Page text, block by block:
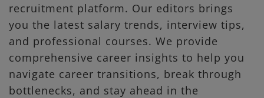
recruitment platform. Our editors brings
you the latest salary trends, interview tips,
and professional courses. We provide
comprehensive career insights to help you
navigate career transitions, break through
bottlenecks, and stay ahead in the